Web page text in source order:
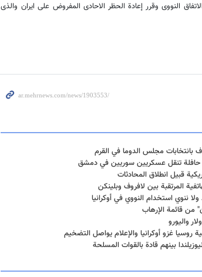
النووی وقرر إعادة الحظر الاحادی المفروض علی ایران والذی
بانتخابات مجلس الدوما في القرم
حافلة تنقل عسكريين سوريين في دمشق
قبيل انطلاق المحادثات
المرتقبة بين لافروف وبلينكن
ننوي استخدام النووي في أوكرانيا
من قائمة الإرهاب
واليورو
روسيا غزو أوكرانيا والإعلام يواصل التضخيم